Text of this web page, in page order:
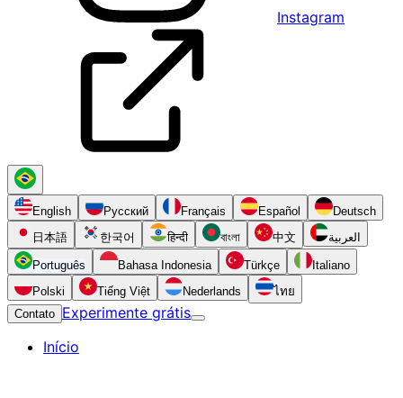
Instagram
English Русский Français Español
Deutsch
日本語
한국어 हिन्दी বাংলা 中文 العربية
Português Bahasa Indonesia Türkçe
Italiano
Polski
Tiếng Việt Nederlands
ไทย
Contato Experimente grátis
Início